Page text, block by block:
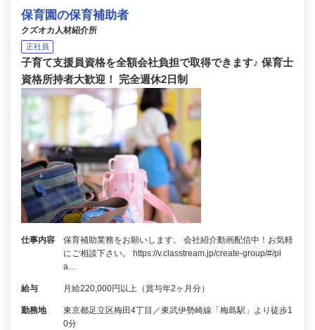
保育園の保育補助者
クズオカ人材紹介所
正社員
子育て支援員資格を全額会社負担で取得できます♪ 保育士
資格所持者大歓迎！ 完全週休2日制
仕事内容
保育補助業務をお願いします。 会社紹介動画配信中！お気軽
にご相談下さい。 https://v.classtream.jp/create-group/#/pl
a…
給与 月給220,000円以上（賞与年2ヶ月分）
勤務地
東京都足立区梅田4丁目／東武伊勢崎線「梅島駅」より徒歩1
0分